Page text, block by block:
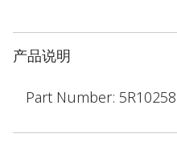
产品说明
Part Number: